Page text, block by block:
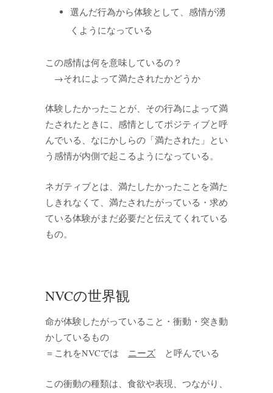
選んだ行為から体験として、感情が湧
くようになっている
この感情は何を意味しているの？
→それによって満たされたかどうか
体験したかったことが、その行為によって満
たされたときに、感情としてポジティブと呼
んでいる、なにかしらの「満たされた」とい
う感情が内側で起こるようになっている。
ネガティブとは、満たしたかったことを満た
しきれなくて、満たされたがっている・求め
ている体験がまだ必要だと伝えてくれている
もの。
NVCの世界観
命が体験したがっていること・衝動・突き動
かしているもの
＝これをNVCでは ニーズ と呼んでいる
この衝動の種類は、食欲や表現、つながり、